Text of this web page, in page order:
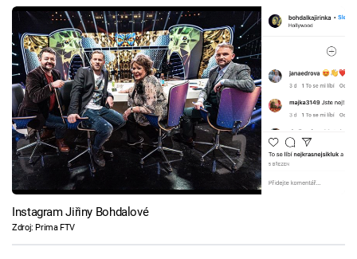
Instagram Jiřiny Bohdalové
Zdroj: Prima FTV